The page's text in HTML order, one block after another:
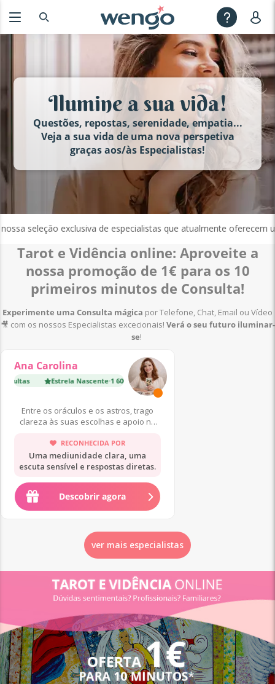
Ilumine a sua vida!
Questões, repostas, serenidade, empatia...
Veja a sua vida de uma nova perspetiva
graças aos/às Especialistas!
seleção exclusiva de especialistas que atualmente oferecem uma
Tarot e Vidência online: Aproveite a
nossa promoção de 1€ para os 10
primeiros minutos de Consulta!
Experimente uma Consulta mágica por Telefone, Chat, Email ou Vídeo
🎥 com os nossos Especialistas excecionais! Verá oseu futuro iluminar-
se!
Ana Carolina
Estrela Nascente·1 600 Consultas
Entre os oráculos e os astros, trago
clareza às suas escolhas e apoio no
RECONHECIDA POR
Uma mediunidade clara, uma
escuta sensível e respostas diretas.
Descobrir agora
ver mais especialistas